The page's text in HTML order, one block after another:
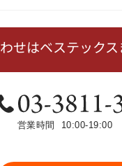
せはベステックス